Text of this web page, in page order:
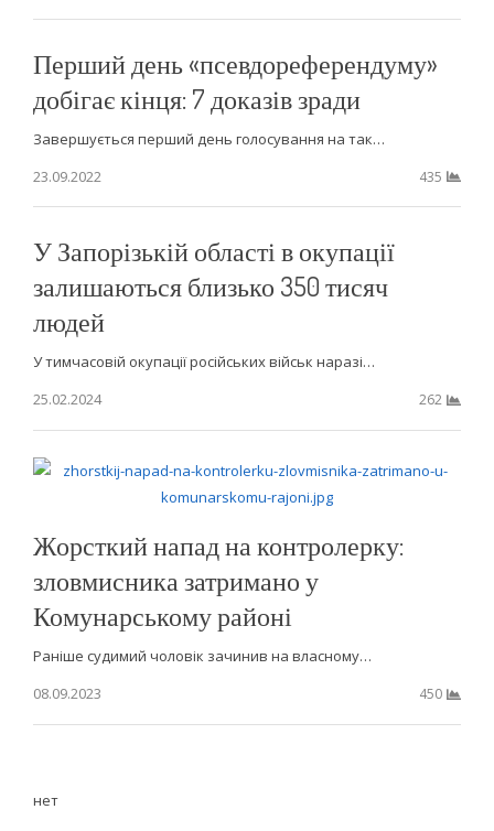
Перший день «псевдореферендуму»
добігає кінця: 7 доказів зради
Завершується перший день голосування на так…
23.09.2022
435
У Запорізькій області в окупації
залишаються близько 350 тисяч
людей
У тимчасовій окупації російських військ наразі…
25.02.2024
262
Жорсткий напад на контролерку:
зловмисника затримано у
Комунарському районі
Раніше судимий чоловік зачинив на власному…
08.09.2023
450
нет